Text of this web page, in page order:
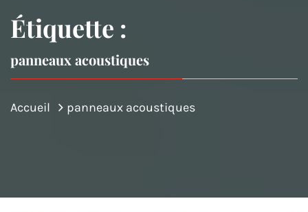
Étiquette :
panneaux acoustiques
Accueil panneaux acoustiques